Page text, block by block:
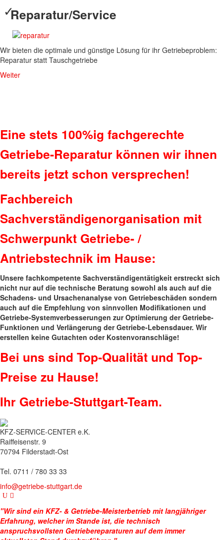
Reparatur/Service
Wir bieten die optimale und günstige Lösung für ihr Getriebeproblem:
Reparatur statt Tauschgetriebe
Weiter
Eine stets 100%ig fachgerechte
Getriebe-Reparatur können wir ihnen
bereits jetzt schon versprechen!
Fachbereich
Sachverständigenorganisation mit
Schwerpunkt Getriebe- /
Antriebstechnik im Hause:
Unsere fachkompetente Sachverständigentätigkeit erstreckt sich
nicht nur auf die technische Beratung sowohl als auch auf die
Schadens- und Ursachenanalyse von Getriebeschäden sondern
auch auf die Empfehlung von sinnvollen Modifikationen und
Getriebe-Systemverbesserungen zur Optimierung der Getriebe-
Funktionen und Verlängerung der Getriebe-Lebensdauer. Wir
erstellen keine Gutachten oder Kostenvoranschläge!
Bei uns sind Top-Qualität und Top-
Preise zu Hause!
Ihr Getriebe-Stuttgart-Team.
KFZ-SERVICE-CENTER e.K.
Raiffeisenstr. 9
70794 Filderstadt-Ost
Tel. 0711 / 780 33 33
info@getriebe-stuttgart.de
"Wir sind ein KFZ- & Getriebe-Meisterbetrieb mit langjähriger
Erfahrung, welcher im Stande ist, die technisch
anspruchsvollsten Getriebereparaturen auf dem immer